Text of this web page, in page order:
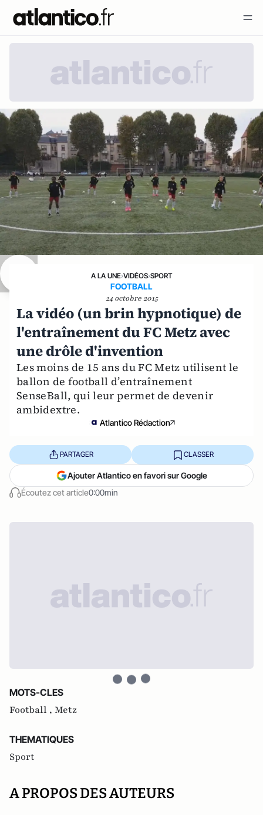
A LA UNE›VIDÉOS›SPORT
FOOTBALL
24 octobre 2015
La vidéo (un brin hypnotique) de
l'entraînement du FC Metz avec
une drôle d'invention
Les moins de 15 ans du FC Metz utilisent le
ballon de football d’entraînement
SenseBall, qui leur permet de devenir
ambidextre.
Atlantico Rédaction
Écoutez cet article0:00min
PARTAGER CLASSER
Ajouter Atlantico en favori sur Google
MOTS-CLES
Football , Metz
THEMATIQUES
Sport
A PROPOS DES AUTEURS